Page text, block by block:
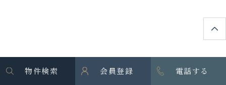
物件検索 会員登録 電話する